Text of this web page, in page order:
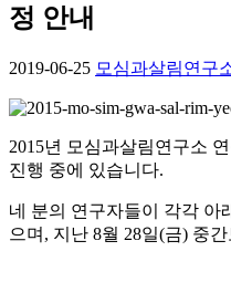
정 안내
2019-06-25 모심과살림연구
2015년 모심과살림연구소
진행 중에 있습니다.
네 분의 연구자들이 각각 아
으며, 지난 8월 28일(금) 중